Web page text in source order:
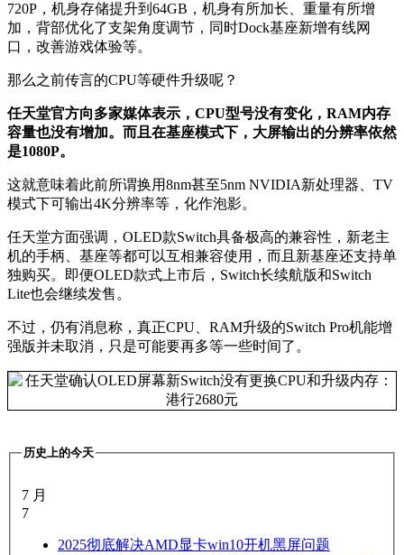
720P，机身存储提升到64GB，机身有所加长、重量有所增
加，背部优化了支架角度调节，同时Dock基座新增有线网
口，改善游戏体验等。
那么之前传言的CPU等硬件升级呢？
任天堂官方向多家媒体表示，CPU型号没有变化，RAM内存
容量也没有增加。而且在基座模式下，大屏输出的分辨率依然
是1080P。
这就意味着此前所谓换用8nm甚至5nm NVIDIA新处理器、TV
模式下可输出4K分辨率等，化作泡影。
任天堂方面强调，OLED款Switch具备极高的兼容性，新老主
机的手柄、基座等都可以互相兼容使用，而且新基座还支持单
独购买。即便OLED款式上市后，Switch长续航版和Switch
Lite也会继续发售。
不过，仍有消息称，真正CPU、RAM升级的Switch Pro机能增
强版并未取消，只是可能要再多等一些时间了。
历史上的今天
7 月
7
2025彻底解决AMD显卡win10开机黑屏问题